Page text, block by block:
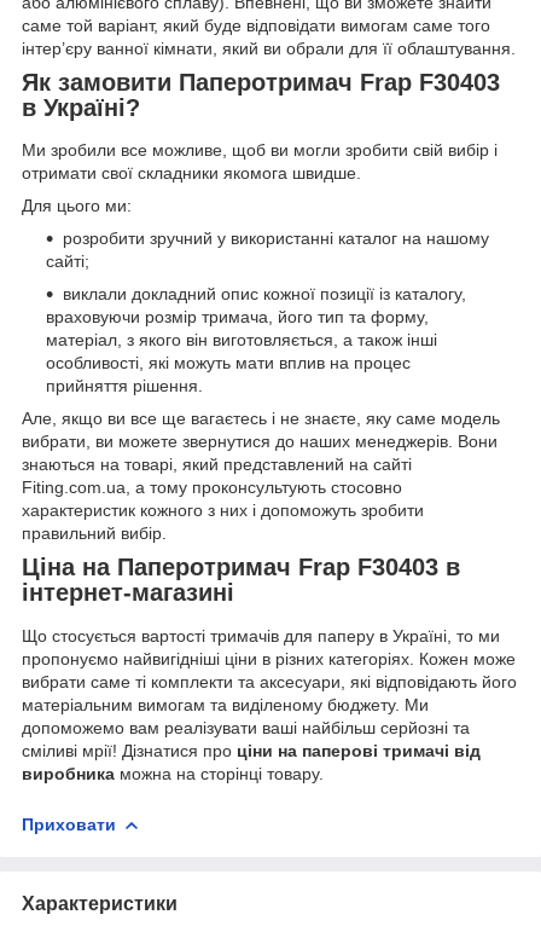
саме той варіант, який буде відповідати вимогам саме того
інтер’єру ванної кімнати, який ви обрали для її облаштування.
Як замовити Паперотримач Frap F30403
в Україні?
Ми зробили все можливе, щоб ви могли зробити свій вибір і
отримати свої складники якомога швидше.
Для цього ми:
розробити зручний у використанні каталог на нашому
сайті;
виклали докладний опис кожної позиції із каталогу,
враховуючи розмір тримача, його тип та форму,
матеріал, з якого він виготовляється, а також інші
особливості, які можуть мати вплив на процес
прийняття рішення.
Але, якщо ви все ще вагаєтесь і не знаєте, яку саме модель
вибрати, ви можете звернутися до наших менеджерів. Вони
знаються на товарі, який представлений на сайті
Fiting.com.ua, а тому проконсультують стосовно
характеристик кожного з них і допоможуть зробити
правильний вибір.
Ціна на Паперотримач Frap F30403 в
інтернет-магазині
Що стосується вартості тримачів для паперу в Україні, то ми
пропонуємо найвигідніші ціни в різних категоріях. Кожен може
вибрати саме ті комплекти та аксесуари, які відповідають його
матеріальним вимогам та виділеному бюджету. Ми
допоможемо вам реалізувати ваші найбільш серйозні та
сміливі мрії! Дізнатися про ціни на паперові тримачі від
виробника можна на сторінці товару.
Приховати
Характеристики